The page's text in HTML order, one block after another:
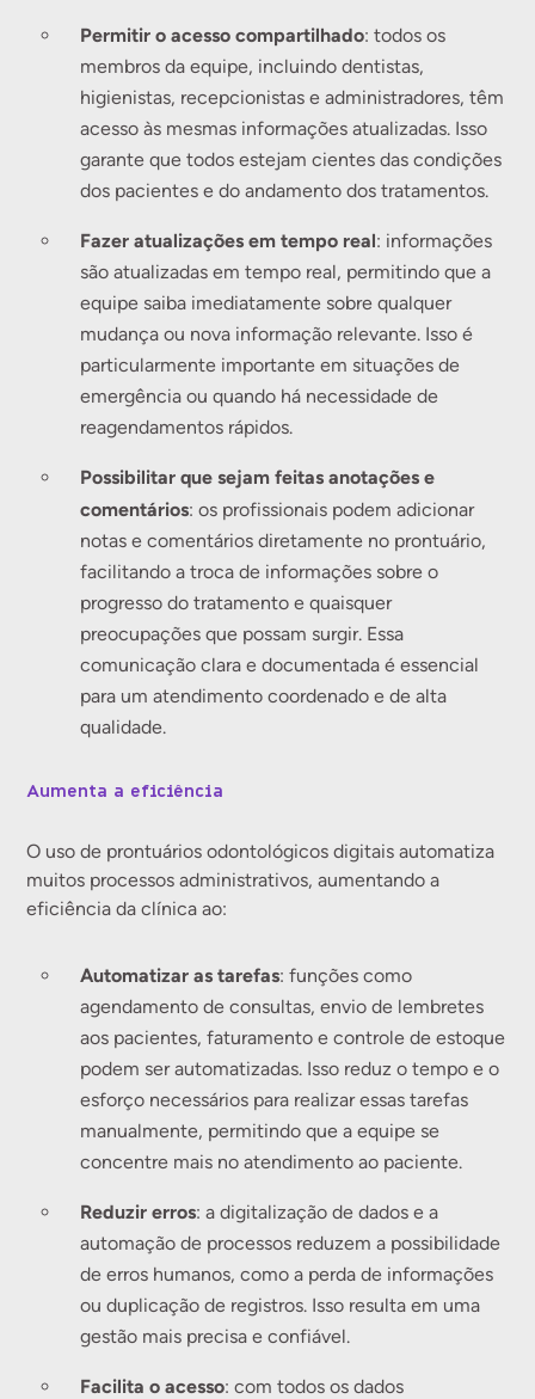
Permitir o acesso compartilhado: todos os
membros da equipe, incluindo dentistas,
higienistas, recepcionistas e administradores, têm
acesso às mesmas informações atualizadas. Isso
garante que todos estejam cientes das condições
dos pacientes e do andamento dos tratamentos.
Fazer atualizações em tempo real: informações
são atualizadas em tempo real, permitindo que a
equipe saiba imediatamente sobre qualquer
mudança ou nova informação relevante. Isso é
particularmente importante em situações de
emergência ou quando há necessidade de
reagendamentos rápidos.
Possibilitar que sejam feitas anotações e
comentários: os profissionais podem adicionar
notas e comentários diretamente no prontuário,
facilitando a troca de informações sobre o
progresso do tratamento e quaisquer
preocupações que possam surgir. Essa
comunicação clara e documentada é essencial
para um atendimento coordenado e de alta
qualidade.
Aumenta a eficiência
O uso de prontuários odontológicos digitais automatiza
muitos processos administrativos, aumentando a
eficiência da clínica ao:
Automatizar as tarefas: funções como
agendamento de consultas, envio de lembretes
aos pacientes, faturamento e controle de estoque
podem ser automatizadas. Isso reduz o tempo e o
esforço necessários para realizar essas tarefas
manualmente, permitindo que a equipe se
concentre mais no atendimento ao paciente.
Reduzir erros: a digitalização de dados e a
automação de processos reduzem a possibilidade
de erros humanos, como a perda de informações
ou duplicação de registros. Isso resulta em uma
gestão mais precisa e confiável.
Facilita o acesso: com todos os dados